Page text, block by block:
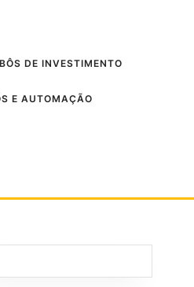
DE INVESTIMENTO
E AUTOMAÇÃO